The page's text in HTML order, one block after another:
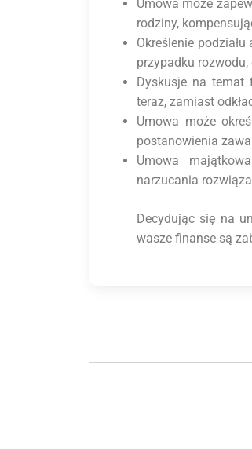
Umowa może
rodziny,
Określenie
przypadku
Dyskusje na temat
teraz, zamiast
Umowa może
postanowienia
Umowa
narzucania
Decydując się na
wasze finanse są